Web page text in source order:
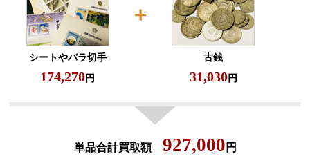
シートやバラ切手
174,270円
古銭
31,030円
単品合計買取額 927,000 円